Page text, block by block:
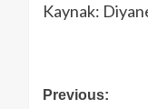
Kaynak:
Previous: